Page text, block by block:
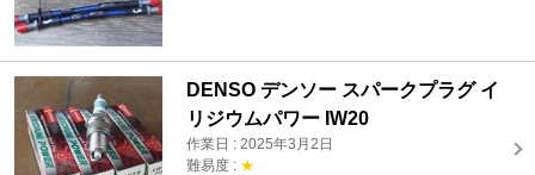
DENSO デンソー スパークプラグ イ
リジウムパワー IW20
作業日 : 2025年3月2日
難易度 : ★